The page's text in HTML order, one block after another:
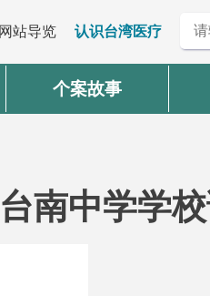
网站导览 认识台湾医疗
个案故事
南中学学